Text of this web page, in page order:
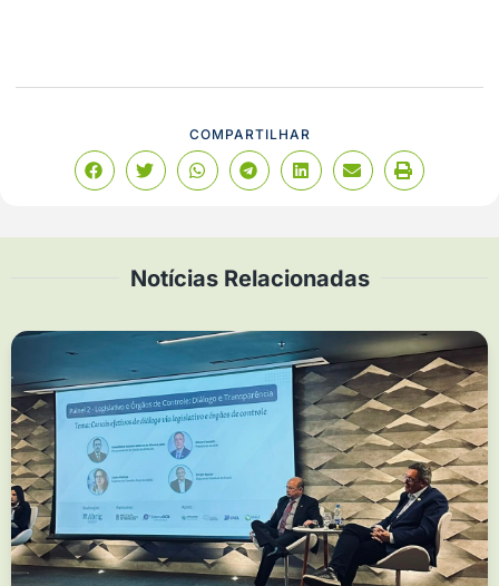
COMPARTILHAR
Notícias Relacionadas